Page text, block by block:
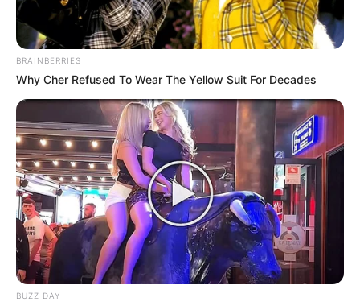
BRAINBERRIES
Why Cher Refused To Wear The Yellow Suit For Decades
BUZZ DAY